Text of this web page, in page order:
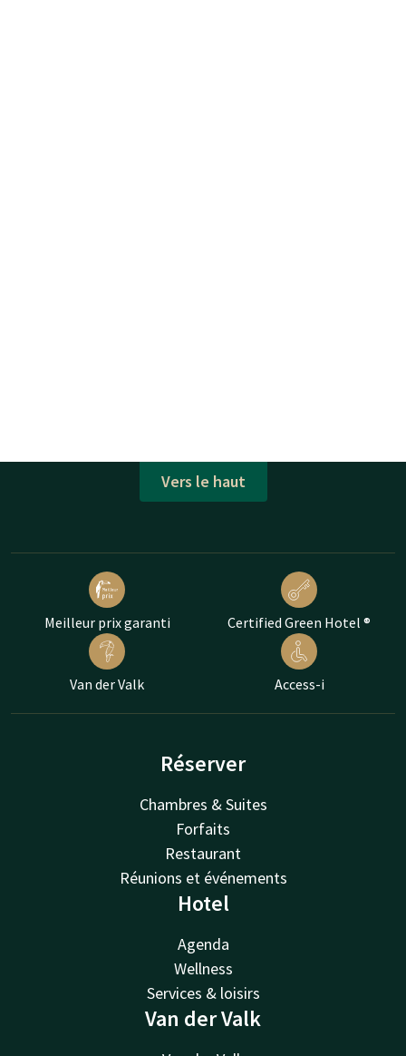
Vers le haut
Meilleur prix garanti Certified Green Hotel ®
Van der Valk Access-i
Réserver
Chambres & Suites
Forfaits
Restaurant
Réunions et événements
Hotel
Agenda
Wellness
Services & loisirs
Van der Valk